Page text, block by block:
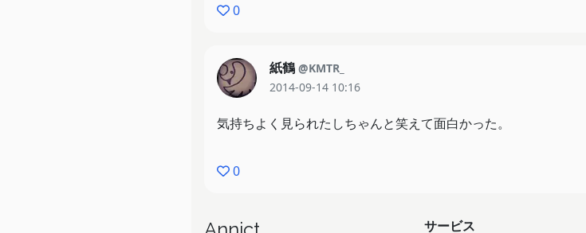
0
紙鶴 @KMTR_
2014-09-14 10:16
気持ちよく見られたしちゃんと笑えて面白かった。
0
サービス